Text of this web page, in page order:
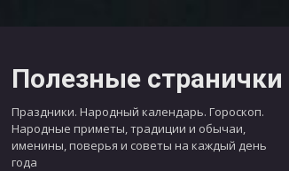
Полезные странички
Праздники. Народный календарь. Гороскоп.
Народные приметы, традиции и обычаи,
именины, поверья и советы на каждый день
года